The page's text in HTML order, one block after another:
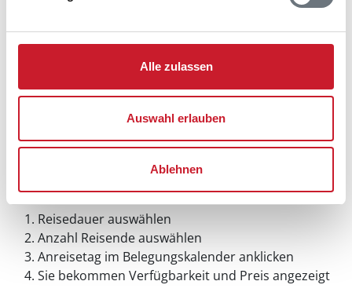
Alle zulassen
Auswahl erlauben
Ablehnen
Belegungskalender
Reisedauer auswählen
Anzahl Reisende auswählen
Anreisetag im Belegungskalender anklicken
Sie bekommen Verfügbarkeit und Preis angezeigt